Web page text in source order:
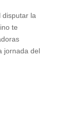
disputar la
te
jornada del